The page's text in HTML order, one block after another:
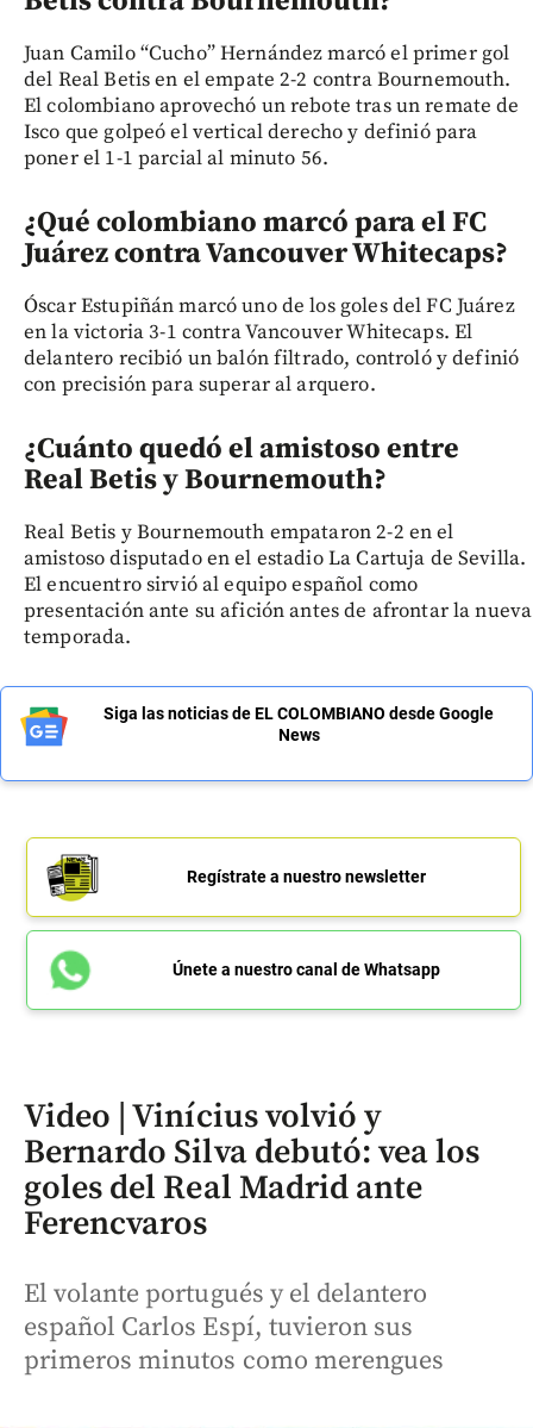
Juan Camilo “Cucho” Hernández marcó el primer gol
del Real Betis en el empate 2-2 contra Bournemouth.
El colombiano aprovechó un rebote tras un remate de
Isco que golpeó el vertical derecho y definió para
poner el 1-1 parcial al minuto 56.
¿Qué colombiano marcó para el FC
Juárez contra Vancouver Whitecaps?
Óscar Estupiñán marcó uno de los goles del FC Juárez
en la victoria 3-1 contra Vancouver Whitecaps. El
delantero recibió un balón filtrado, controló y definió
con precisión para superar al arquero.
¿Cuánto quedó el amistoso entre
Real Betis y Bournemouth?
Real Betis y Bournemouth empataron 2-2 en el
amistoso disputado en el estadio La Cartuja de Sevilla.
El encuentro sirvió al equipo español como
presentación ante su afición antes de afrontar la nueva
temporada.
Siga las noticias de EL COLOMBIANO desde Google
News
Regístrate a nuestro newsletter
Únete a nuestro canal de Whatsapp
Video | Vinícius volvió y
Bernardo Silva debutó: vea los
goles del Real Madrid ante
Ferencvaros
El volante portugués y el delantero
español Carlos Espí, tuvieron sus
primeros minutos como merengues